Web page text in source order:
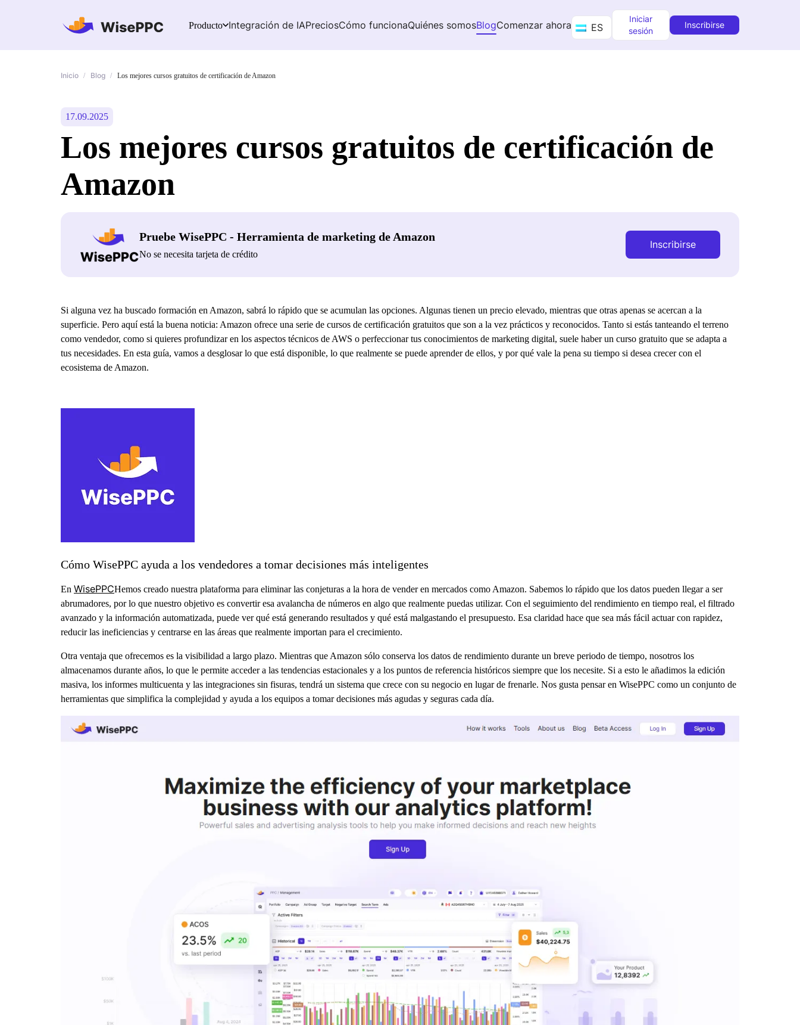
Producto Integración de IAPreciosCómo funcionaQuiénes somosBlogComenzar ahora ES
Iniciar
sesión
Inscribirse
Inicio / Blog / Los mejores cursos gratuitos de certificación de Amazon
17.09.2025
Los mejores cursos gratuitos de certificación de
Amazon
Pruebe WisePPC - Herramienta de marketing de Amazon
No se necesita tarjeta de crédito
Inscribirse
Si alguna vez ha buscado formación en Amazon, sabrá lo rápido que se acumulan las opciones. Algunas tienen un precio elevado, mientras que otras apenas se acercan a la
superficie. Pero aquí está la buena noticia: Amazon ofrece una serie de cursos de certificación gratuitos que son a la vez prácticos y reconocidos. Tanto si estás tanteando el terreno
como vendedor, como si quieres profundizar en los aspectos técnicos de AWS o perfeccionar tus conocimientos de marketing digital, suele haber un curso gratuito que se adapta a
tus necesidades. En esta guía, vamos a desglosar lo que está disponible, lo que realmente se puede aprender de ellos, y por qué vale la pena su tiempo si desea crecer con el
ecosistema de Amazon.
Cómo WisePPC ayuda a los vendedores a tomar decisiones más inteligentes
En WisePPCHemos creado nuestra plataforma para eliminar las conjeturas a la hora de vender en mercados como Amazon. Sabemos lo rápido que los datos pueden llegar a ser
abrumadores, por lo que nuestro objetivo es convertir esa avalancha de números en algo que realmente puedas utilizar. Con el seguimiento del rendimiento en tiempo real, el filtrado
avanzado y la información automatizada, puede ver qué está generando resultados y qué está malgastando el presupuesto. Esa claridad hace que sea más fácil actuar con rapidez,
reducir las ineficiencias y centrarse en las áreas que realmente importan para el crecimiento.
Otra ventaja que ofrecemos es la visibilidad a largo plazo. Mientras que Amazon sólo conserva los datos de rendimiento durante un breve periodo de tiempo, nosotros los
almacenamos durante años, lo que le permite acceder a las tendencias estacionales y a los puntos de referencia históricos siempre que los necesite. Si a esto le añadimos la edición
masiva, los informes multicuenta y las integraciones sin fisuras, tendrá un sistema que crece con su negocio en lugar de frenarle. Nos gusta pensar en WisePPC como un conjunto de
herramientas que simplifica la complejidad y ayuda a los equipos a tomar decisiones más agudas y seguras cada día.